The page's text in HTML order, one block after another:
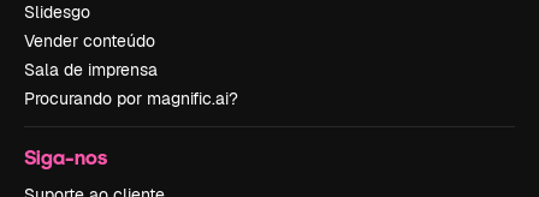
Slidesgo
Vender conteúdo
Sala de imprensa
Procurando por magnific.ai?
Siga-nos